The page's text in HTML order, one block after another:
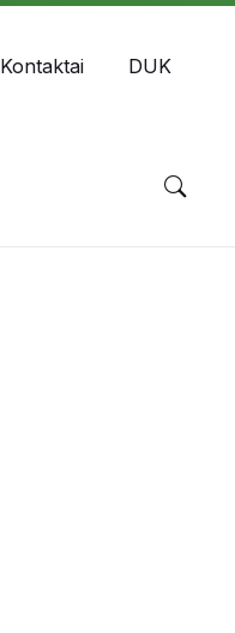
Kontaktai DUK